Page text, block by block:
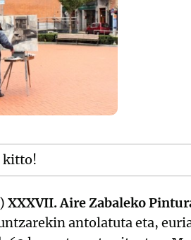
kitto!
XXXVII. Aire Zabaleko
antolatuta eta,